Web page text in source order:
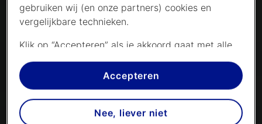
gebruiken wij (en onze partners) cookies en
vergelijkbare technieken.
Klik op “Accepteren” als je akkoord gaat met alle
cookies. Kies je voor “Nee, liever niet”, dan
plaatsen we alleen strikt noodzakelijke cookies om
de website goed te laten werken. Dat betekent
dat we geen vormen van personalisatie
toepassen.
Accepteren
Nee, liever niet